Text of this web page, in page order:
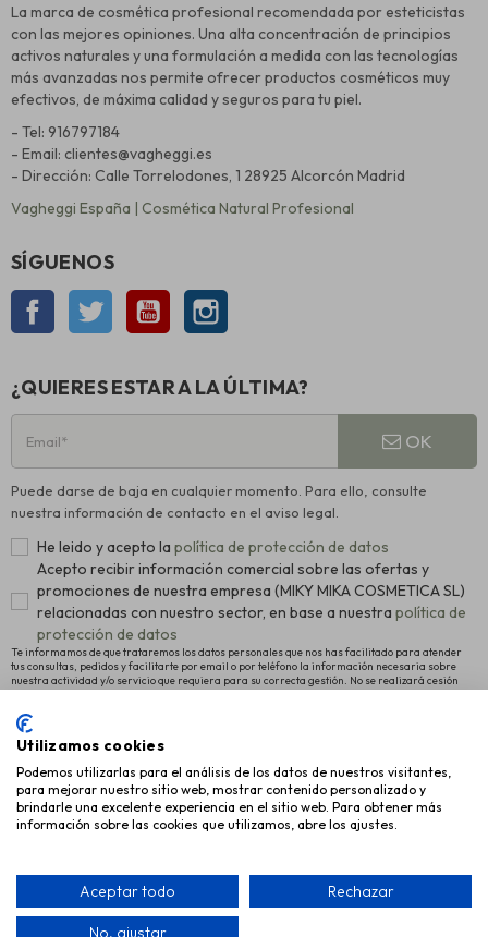
La marca de cosmética profesional recomendada por esteticistas
con las mejores opiniones. Una alta concentración de principios
activos naturales y una formulación a medida con las tecnologías
más avanzadas nos permite ofrecer productos cosméticos muy
efectivos, de máxima calidad y seguros para tu piel.
- Tel: 916797184
- Email: clientes@vagheggi.es
- Dirección: Calle Torrelodones, 1 28925 Alcorcón Madrid
Vagheggi España | Cosmética Natural Profesional
SÍGUENOS
Facebook Twitter YouTube
¿QUIERES ESTAR A LA ÚLTIMA?
OK
Puede darse de baja en cualquier momento. Para ello, consulte
nuestra información de contacto en el aviso legal.
He leido y acepto la política de protección de datos
Acepto recibir información comercial sobre las ofertas y
promociones de nuestra empresa (MIKY MIKA COSMETICA SL)
relacionadas con nuestro sector, en base a nuestra política de
protección de datos
Te informamos de que trataremos los datos personales que nos has facilitado para atender
tus consultas, pedidos y facilitarte por email o por teléfono la información necesaria sobre
nuestra actividad y/o servicio que requiera para su correcta gestión. No se realizará cesión
alguna a terceros. La legitimación para el tratamiento es el consentimiento manifestado para
novedades. Para más información y conocer cómo ejercitar tus derechos de acceso,
rectificación y supresión, así como otros, pulsa
INFORMACIÓN
AYUDA
EMPRESA
Utilizamos cookies
Podemos utilizarlas para el análisis de los datos de nuestros visitantes,
para mejorar nuestro sitio web, mostrar contenido personalizado y
brindarle una excelente experiencia en el sitio web. Para obtener más
información sobre las cookies que utilizamos, abre los ajustes.
Aceptar todo Rechazar
No, ajustar